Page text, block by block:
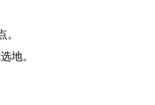
。
地。